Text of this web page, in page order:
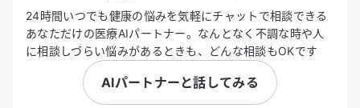
24時間いつでも健康の悩みを気軽にチャットで相談できる
あなただけの医療AIパートナー。なんとなく不調な時や人
に相談しづらい悩みがあるときも、どんな相談もOKです
AIパートナーと話してみる